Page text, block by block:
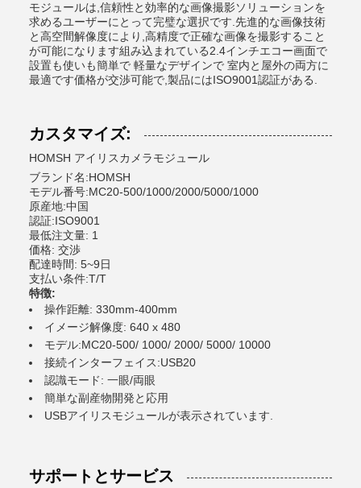
モジュールは,信頼性と効率的な画像撮影ソリューションを
求めるユーザーにとって完璧な選択です.先進的な画像技術
と高空間解像度により,高精度で正確な画像を撮影すること
が可能になります組み込まれている2.4インチエコー画面で
設置も使いも簡単で 軽量なデザインで 室内と屋外の両方に
最適です価格が交渉可能で,製品にはISO9001認証がある.
カスタマイズ:
HOMSH アイリスカメラモジュール
ブランド名:HOMSH
モデル番号:MC20-500/1000/2000/5000/1000
原産地:中国
認証:ISO9001
最低注文量: 1
価格: 交渉
配達時間: 5~9日
支払い条件:T/T
特徴:
操作距離: 330mm-400mm
イメージ解像度: 640 x 480
モデル:MC20-500/ 1000/ 2000/ 5000/ 10000
接続インターフェイス:USB20
認識モード: 一眼/両眼
簡単な副産物開発と応用
USBアイリスモジュールが表示されています.
サポートとサービス